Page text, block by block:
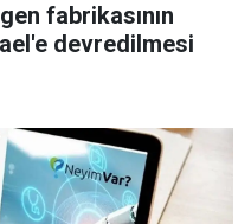
fabrikasının
devredilmesi